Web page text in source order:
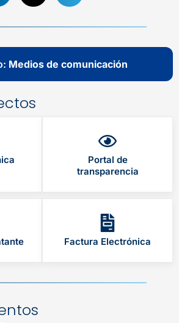
Medios de comunicación
Portal de
transparencia
Factura Electrónica